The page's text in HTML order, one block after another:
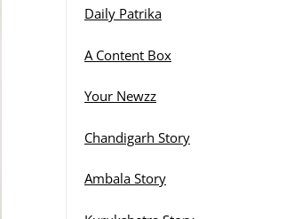
Daily Patrika
A Content Box
Your Newzz
Chandigarh Story
Ambala Story